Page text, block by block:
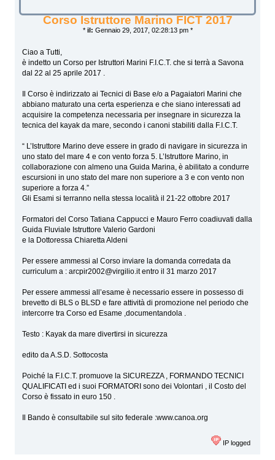
Corso Istruttore Marino FICT 2017
* il: Gennaio 29, 2017, 02:28:13 pm *
Ciao a Tutti,
è indetto un Corso per Istruttori Marini F.I.C.T. che si terrà a Savona
dal 22 al 25 aprile 2017 .
Il Corso è indirizzato ai Tecnici di Base e/o a Pagaiatori Marini che
abbiano maturato una certa esperienza e che siano interessati ad
acquisire la competenza necessaria per insegnare in sicurezza la
tecnica del kayak da mare, secondo i canoni stabiliti dalla F.I.C.T.
“ L’Istruttore Marino deve essere in grado di navigare in sicurezza in
uno stato del mare 4 e con vento forza 5. L’Istruttore Marino, in
collaborazione con almeno una Guida Marina, è abilitato a condurre
escursioni in uno stato del mare non superiore a 3 e con vento non
superiore a forza 4.”
Gli Esami si terranno nella stessa località il 21-22 ottobre 2017
Formatori del Corso Tatiana Cappucci e Mauro Ferro coadiuvati dalla
Guida Fluviale Istruttore Valerio Gardoni
e la Dottoressa Chiaretta Aldeni
Per essere ammessi al Corso inviare la domanda corredata da
curriculum a : arcpir2002@virgilio.it entro il 31 marzo 2017
Per essere ammessi all’esame è necessario essere in possesso di
brevetto di BLS o BLSD e fare attività di promozione nel periodo che
intercorre tra Corso ed Esame ,documentandola .
Testo : Kayak da mare divertirsi in sicurezza
edito da A.S.D. Sottocosta
Poiché la F.I.C.T. promuove la SICUREZZA , FORMANDO TECNICI
QUALIFICATI ed i suoi FORMATORI sono dei Volontari , il Costo del
Corso è fissato in euro 150 .
Il Bando è consultabile sul sito federale :www.canoa.org
IP logged